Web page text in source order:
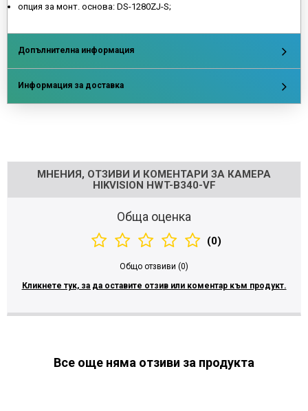
опция за монт. основа: DS-1280ZJ-S;
Допълнителна информация
Информация за доставка
МНЕНИЯ, ОТЗИВИ И КОМЕНТАРИ ЗА КАМЕРА
HIKVISION HWT-B340-VF
Обща оценка
(0)
Общо отзвиви (0)
Кликнете тук, за да оставите отзив или коментар към продукт.
Все още няма отзиви за продукта